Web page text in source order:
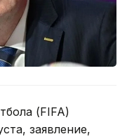
(FIFA)
заявление,